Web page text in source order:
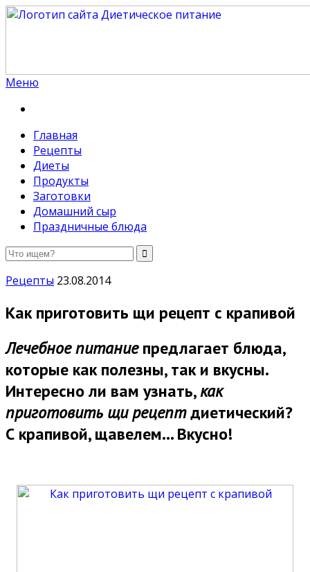
Меню
Главная
Рецепты
Диеты
Продукты
Заготовки
Домашний сыр
Праздничные блюда
Рецепты 23.08.2014
Как приготовить щи рецепт с крапивой
Лечебное питаниепредлагает блюда,
которые как полезны, так и вкусны.
Интересно ли вам узнать,как
приготовить щи рецептдиетический?
С крапивой, щавелем... Вкусно!